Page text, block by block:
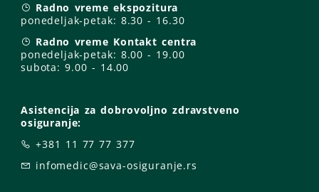
Radno vreme ekspozitura
ponedeljak-petak: 8.30 - 16.30
Radno vreme Kontakt centra
ponedeljak-petak: 8.00 - 19.00
subota: 9.00 - 14.00
Asistencija za dobrovoljno zdravstveno
osiguranje:
+381 11 77 77 377
infomedic@sava-osiguranje.rs